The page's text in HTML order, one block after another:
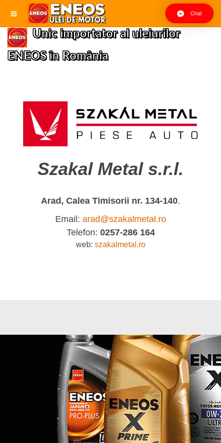
Chat
Unic importator al uleiurilor
ENEOS în România
Szakal Metal s.r.l.
Arad, Calea Timisorii nr. 134-140.
Email: arad@szakalmetal.ro
Telefon: 0257-286 164
web: szakalmetal.ro